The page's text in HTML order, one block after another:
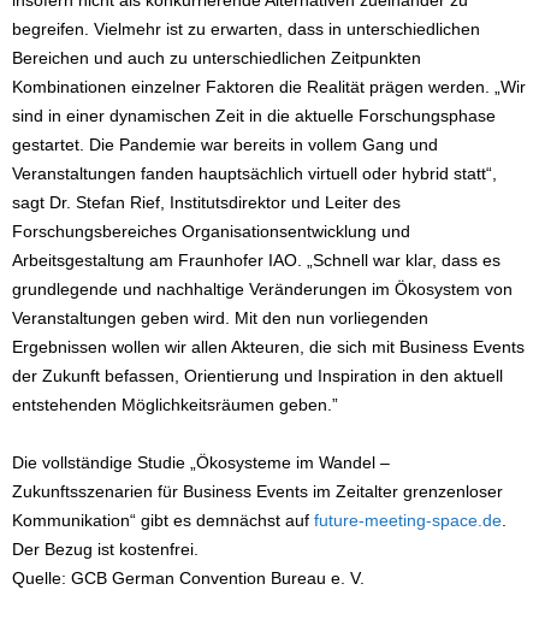
begreifen. Vielmehr ist zu erwarten, dass in unterschiedlichen
Bereichen und auch zu unterschiedlichen Zeitpunkten
Kombinationen einzelner Faktoren die Realität prägen werden. „Wir
sind in einer dynamischen Zeit in die aktuelle Forschungsphase
gestartet. Die Pandemie war bereits in vollem Gang und
Veranstaltungen fanden hauptsächlich virtuell oder hybrid statt“,
sagt Dr. Stefan Rief, Institutsdirektor und Leiter des
Forschungsbereiches Organisationsentwicklung und
Arbeitsgestaltung am Fraunhofer IAO. „Schnell war klar, dass es
grundlegende und nachhaltige Veränderungen im Ökosystem von
Veranstaltungen geben wird. Mit den nun vorliegenden
Ergebnissen wollen wir allen Akteuren, die sich mit Business Events
der Zukunft befassen, Orientierung und Inspiration in den aktuell
entstehenden Möglichkeitsräumen geben.”
Die vollständige Studie „Ökosysteme im Wandel –
Zukunftsszenarien für Business Events im Zeitalter grenzenloser
Kommunikation“ gibt es demnächst auf future-meeting-space.de
Der Bezug ist kostenfrei.
Quelle: GCB German Convention Bureau e. V.